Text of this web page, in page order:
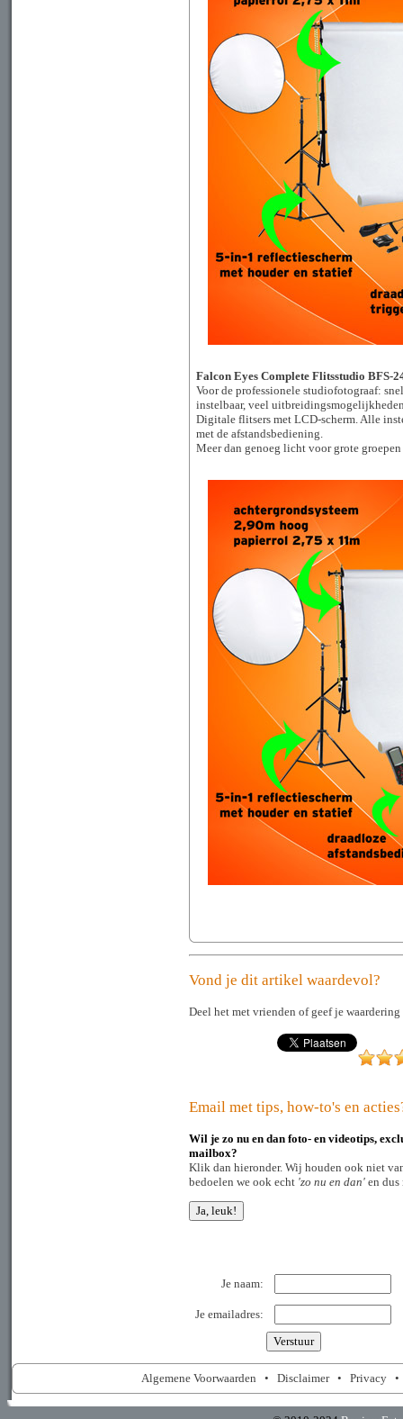
Falcon Eyes Complete Flitsstudio BFS-
Voor de professionele studiofotograaf:
instelbaar, veel
Digitale flitsers met LCD-scherm. Alle
met de afstandsbediening.
Meer dan genoeg licht voor grote groepen
Vond je dit artikel waardevol?
Deel het met vrienden of geef je
Email met tips, how-to's en
Wil je zo nu en dan foto- en videotips,
mailbox?
Klik dan hieronder. Wij houden ook niet
bedoelen we ook echt 'zo nu en dan' en dus
Je naam:
Je emailadres:
Algemene Voorwaarden • Disclaimer• Privacy